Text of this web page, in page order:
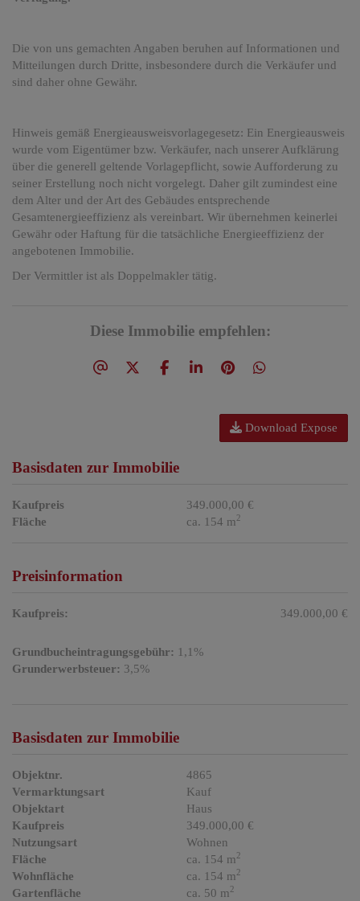
Die von uns gemachten Angaben beruhen auf Informationen und
Mitteilungen durch Dritte, insbesondere durch die Verkäufer und
sind daher ohne Gewähr.
Hinweis gemäß Energieausweisvorlagegesetz: Ein Energieausweis
wurde vom Eigentümer bzw. Verkäufer, nach unserer Aufklärung
über die generell geltende Vorlagepflicht, sowie Aufforderung zu
seiner Erstellung noch nicht vorgelegt. Daher gilt zumindest eine
dem Alter und der Art des Gebäudes entsprechende
Gesamtenergieeffizienz als vereinbart. Wir übernehmen keinerlei
Gewähr oder Haftung für die tatsächliche Energieeffizienz der
angebotenen Immobilie.
Der Vermittler ist als Doppelmakler tätig.
Diese Immobilie empfehlen:
Download Expose
Basisdaten zur Immobilie
Kaufpreis
349.000,00 €
Fläche
ca. 154 m2
Preisinformation
Kaufpreis: 349.000,00 €
Grundbucheintragungsgebühr: 1,1%
Grunderwerbsteuer: 3,5%
Basisdaten zur Immobilie
Objektnr.
4865
Vermarktungsart
Kauf
Objektart
Haus
Kaufpreis
349.000,00 €
Nutzungsart
Wohnen
Fläche
ca. 154 m2
Wohnfläche ca. 154 m2
Gartenfläche ca. 50 m2